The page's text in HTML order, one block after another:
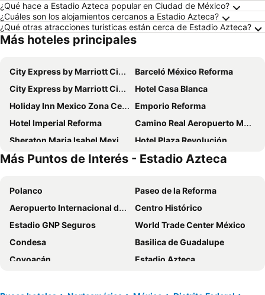
¿Qué hace a Estadio Azteca popular en Ciudad de México?
¿Cuáles son los alojamientos cercanos a Estadio Azteca?
¿Qué otras atracciones turísticas están cerca de Estadio Azteca?
Más hoteles principales
City Express by Marriott Ciudad De México La Raza
Barceló México Reforma
City Express by Marriott Ciudad De Mexico Alameda
Hotel Casa Blanca
Holiday Inn Mexico Zona Centro By Ihg
Emporio Reforma
Hotel Imperial Reforma
Camino Real Aeropuerto Mexico
Sheraton Maria Isabel Mexico City Reforma
Hotel Plaza Revolución
Hotel Fontan Reforma
NH Collection Mexico City Airport T2
We Hotel Aeropuerto
City Express by Marriott Ciudad de México La Villa
Hotel MX lagunilla CDMX, Trademark Collection by Wyndham
Hotel Sevilla
Capital O Andrade, Mexico City
Galeria Plaza Reforma
City Express Junior by Marriott Ciudad de México Sullivan
Hotel Escala Siglo XXI
Camino Real Polanco Mexico
Historico Central Hotel
Más Puntos de Interés - Estadio Azteca
Polanco
Paseo de la Reforma
Aeropuerto Internacional de la Ciudad de México
Centro Histórico
Estadio GNP Seguros
World Trade Center México
Condesa
Basilica de Guadalupe
Coyoacán
Estadio Azteca